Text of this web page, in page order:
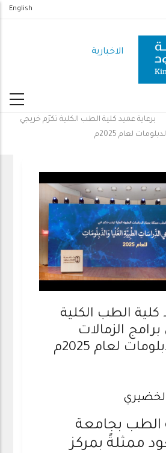
English
الاخبارية
برعاية عميد كلية الطب الكلية تكرّم خريجي
لعام 2025م
كلية الطب الكلية
الزمالات
لعام 2025م
الطب بجامعة
ممثلةً بمركز